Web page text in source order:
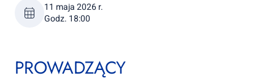
11 maja 2026 r.
Godz. 18:00
PROWADZĄCY